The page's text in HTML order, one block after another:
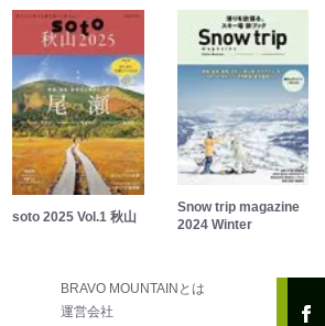
soto 2025 Vol.1 秋山
Snow trip magazine
2024 Winter
BRAVO MOUNTAINとは
運営会社